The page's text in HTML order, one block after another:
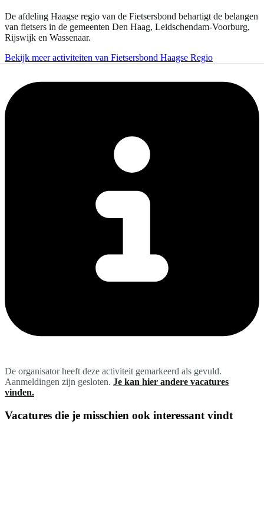
De afdeling Haagse regio van de Fietsersbond behartigt de belangen
van fietsers in de gemeenten Den Haag, Leidschendam-Voorburg,
Rijswijk en Wassenaar.
Bekijk meer activiteiten van Fietsersbond Haagse Regio
De organisator heeft deze activiteit gemarkeerd als gevuld.
Aanmeldingen zijn gesloten. Je kan hier andere vacatures
vinden.
Vacatures die je misschien ook interessant vindt